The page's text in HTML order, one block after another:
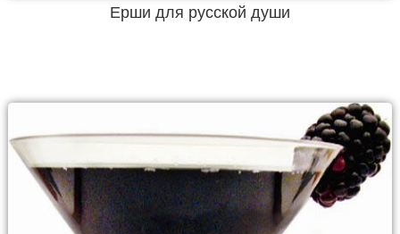
Ерши для русской души